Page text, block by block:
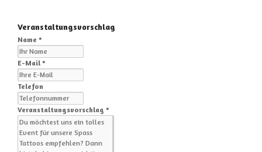
Veranstaltungsvorschlag
Name *
E-Mail *
Telefon
Veranstaltungsvorschlag *